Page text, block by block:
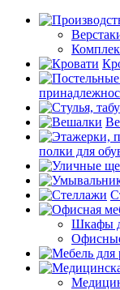
полки для
Шкафы